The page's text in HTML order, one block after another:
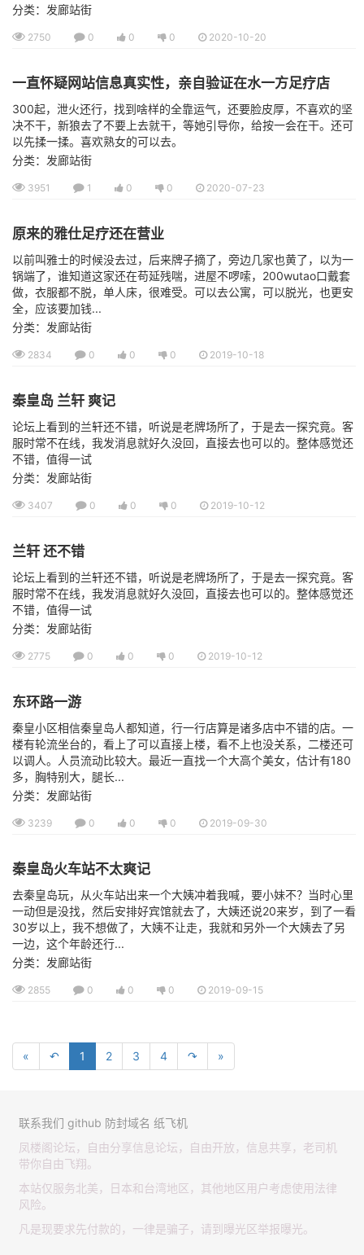
分类：发廊站街
2750 0 0 0 2020-10-20
一直怀疑网站信息真实性，亲自验证在水一方足疗店
300起，泄火还行，找到啥样的全靠运气，还要脸皮厚，不喜欢的坚
决不干，新狼去了不要上去就干，等她引导你，给按一会在干。还可
以先揉一揉。喜欢熟女的可以去。
分类：发廊站街
3951 1 0 0 2020-07-23
原来的雅仕足疗还在营业
以前叫雅士的时候没去过，后来牌子摘了，旁边几家也黄了，以为一
锅端了，谁知道这家还在苟延残喘，进屋不啰嗦，200wutao口戴套
做，衣服都不脱，单人床，很难受。可以去公寓，可以脱光，也更安
全，应该要加钱...
分类：发廊站街
2834 0 0 0 2019-10-18
秦皇岛 兰轩 爽记
论坛上看到的兰轩还不错，听说是老牌场所了，于是去一探究竟。客
服时常不在线，我发消息就好久没回，直接去也可以的。整体感觉还
不错，值得一试
分类：发廊站街
3407 0 0 0 2019-10-12
兰轩 还不错
论坛上看到的兰轩还不错，听说是老牌场所了，于是去一探究竟。客
服时常不在线，我发消息就好久没回，直接去也可以的。整体感觉还
不错，值得一试
分类：发廊站街
2775 0 0 0 2019-10-12
东环路一游
秦皇小区相信秦皇岛人都知道，行一行店算是诸多店中不错的店。一
楼有轮流坐台的，看上了可以直接上楼，看不上也没关系，二楼还可
以调人。人员流动比较大。最近一直找一个大高个美女，估计有180
多，胸特别大，腿长...
分类：发廊站街
3239 0 0 0 2019-09-30
秦皇岛火车站不太爽记
去秦皇岛玩，从火车站出来一个大姨冲着我喊，要小妹不？当时心里
一动但是没找，然后安排好宾馆就去了，大姨还说20来岁，到了一看
30岁以上，我不想做了，大姨不让走，我就和另外一个大姨去了另
一边，这个年龄还行...
分类：发廊站街
2855 0 0 0 2019-09-15
« ↶ 1 2 3 4 ↷ »
联系我们 github 防封域名 纸飞机
凤楼阁论坛，自由分享信息论坛，自由开放，信息共享，老司机
带你自由飞翔。
本站仅服务北美，日本和台湾地区，其他地区用户考虑使用法律
风险。
凡是现要求先付款的，一律是骗子，请到曝光区举报曝光。